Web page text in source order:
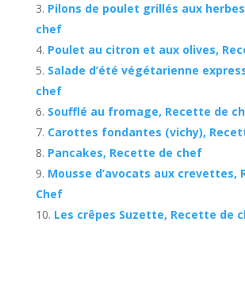
Pilons de poulet grillés aux
chef
Poulet au citron et aux olives,
Salade d’été végétarienne
chef
Soufflé au fromage, Recette de
Carottes fondantes (vichy),
Pancakes, Recette de chef
Mousse d’avocats aux crevettes,
Chef
Les crêpes Suzette, Recette de